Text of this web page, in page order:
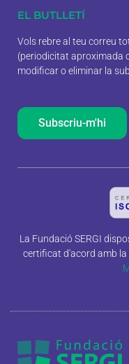
EL BUTLLETÍ
Vols rebre al teu correu
(periodicitat aproximada
modificar o eliminar la
Subscriu-m'hi
La Fundació SERGI
certificat d'acord amb la